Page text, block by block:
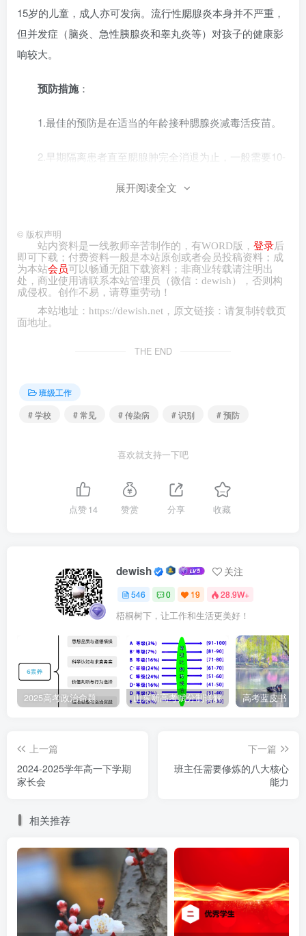
15岁的儿童，成人亦可发病。流行性腮腺炎本身并不严重，
但并发症（脑炎、急性胰腺炎和睾丸炎等）对孩子的健康影
响较大。
预防措施：
1.最佳的预防是在适当的年龄接种腮腺炎减毒活疫苗。
2.早期隔离患者直至腮腺肿完全消退为止，一般需要10-
三、流行性感冒
简称流感，是由流感病毒引起的一种急性呼吸道疾病，
它的特点是发病急、传染性强、症状重。
型。邹城市的好发季节为冬春季。
此病起病急，主要症状有头痛、畏寒、发热、全身酸
痛、乏力，全身症状较重。突发高热，体温可达39℃以上；
床不起，还可以引发肺炎、心肌炎、脑膜炎等并发症，甚至
述症状可持续7～10天，在发热等症状消失后一周内，往往
感到很疲乏。全身其它症状重而呼吸道症状轻，这是流感与
传播途径
病毒直接从人传播给人，生存于鼻腔或咽喉粘膜上的病
毒因咳嗽、打喷嚏和粘液一同飞散在空气中，侵入别人的鼻
腔、咽喉而传染。
预防措施
1.每年流感季节（10月份）来临之前接种流感疫苗。
2.病人用过的餐具、用具、衣物等要用开水煮沸消毒。
3.在流感流行期间，尽量减少集会。建议外出要戴口
晒。
5.加强体育锻炼，增强体质，注意劳逸结合。
6.发现流感病人，及时隔离治疗
展开阅读全文
© 版权声明
站内资料是一线教师辛苦制作的，有WORD版， 登录后
即可下载；付费资料一般是本站原创或者会员投稿资料；成
为本站会员可以畅通无阻下载资料；非商业转载请注明出
处，商业使用请联系本站管理员（微信： dewish ），否则构
成侵权。创作不易，请尊重劳动！
本站地址： https://dewish.net ，原文链接：请复制转载页
面地址。
THE END
班级工作
# 学校
# 常见 # 传染病 # 识别 # 预防
喜欢就支持一下吧
点赞14 赞赏 分享 收藏
dewish 关注
546 0 19 28.9W+
梧桐树下，让工作和生活更美好！
2025高考政治命题纲要解读 山东新高考赋分制详解
上一篇
2024-2025学年高一下学期
家长会
下一篇
班主任需要修炼的八大核心
能力
相关推荐